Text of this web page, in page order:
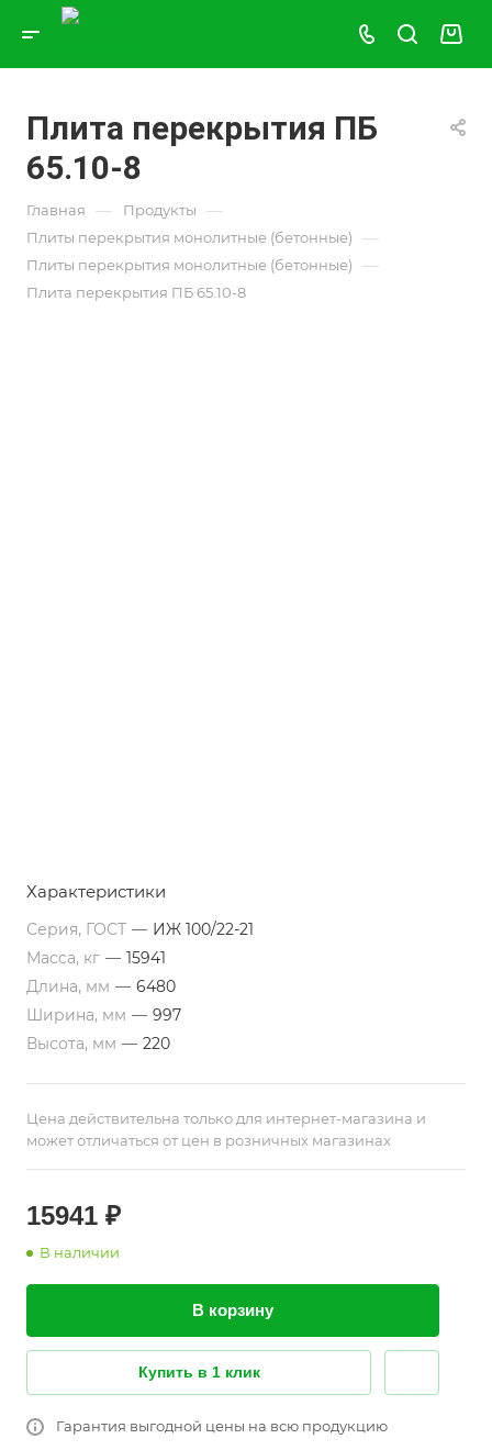
Плита перекрытия ПБ
65.10-8
Главная — Продукты —
Плиты перекрытия монолитные (бетонные) —
Плиты перекрытия монолитные (бетонные) —
Плита перекрытия ПБ 65.10-8
Характеристики
Серия, ГОСТ — ИЖ 100/22-21
Масса, кг — 15941
Длина, мм — 6480
Ширина, мм — 997
Высота, мм — 220
Цена действительна только для интернет-магазина и
может отличаться от цен в розничных магазинах
15941 ₽
В наличии
В корзину
Купить в 1 клик
Гарантия выгодной цены на всю продукцию